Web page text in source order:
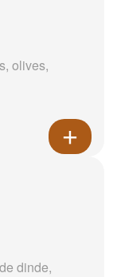
olives,
dinde,